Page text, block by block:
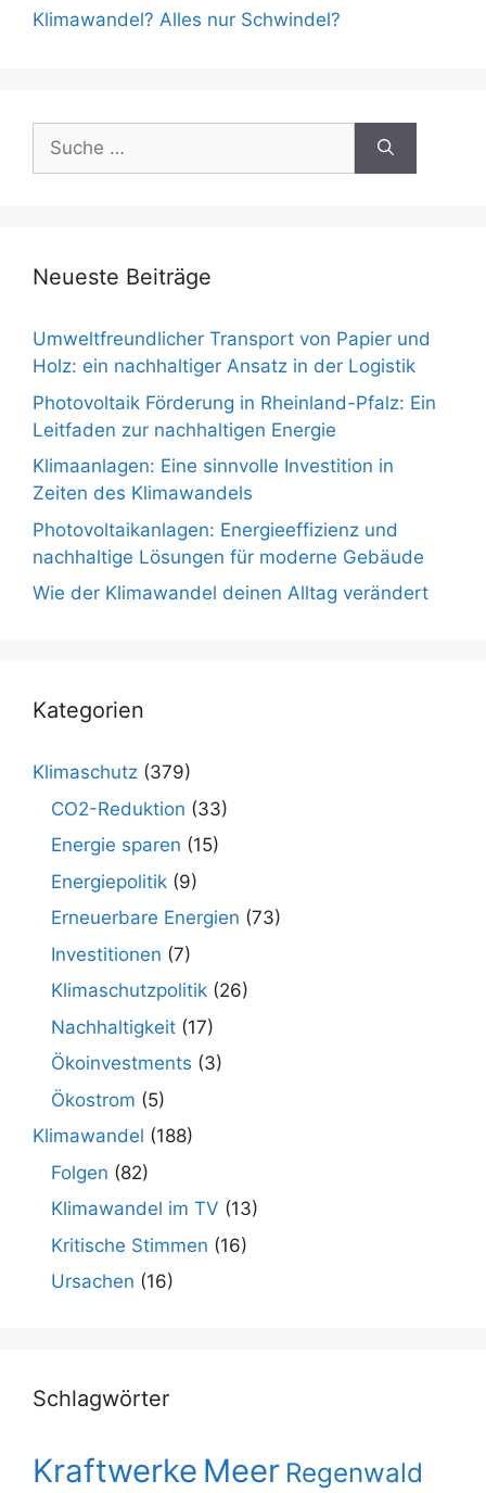
Klimawandel? Alles nur Schwindel?
Suche
nach:
Neueste Beiträge
Umweltfreundlicher Transport von Papier und
Holz: ein nachhaltiger Ansatz in der Logistik
Photovoltaik Förderung in Rheinland-Pfalz: Ein
Leitfaden zur nachhaltigen Energie
Klimaanlagen: Eine sinnvolle Investition in
Zeiten des Klimawandels
Photovoltaikanlagen: Energieeffizienz und
nachhaltige Lösungen für moderne Gebäude
Wie der Klimawandel deinen Alltag verändert
Kategorien
Klimaschutz (379)
CO2-Reduktion (33)
Energie sparen (15)
Energiepolitik (9)
Erneuerbare Energien (73)
Investitionen (7)
Klimaschutzpolitik (26)
Nachhaltigkeit (17)
Ökoinvestments (3)
Ökostrom (5)
Klimawandel (188)
Folgen (82)
Klimawandel im TV (13)
Kritische Stimmen (16)
Ursachen (16)
Schlagwörter
Kraftwerke Meer Regenwald